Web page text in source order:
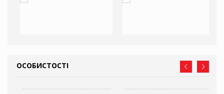
ОСОБИСТОСТІ